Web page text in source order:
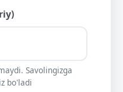
Savolingizga
bo'ladi